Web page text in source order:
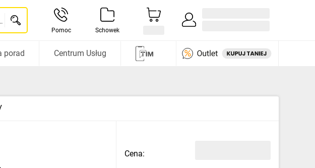
kreskowym...
Pomoc Schowek
porad Centrum Usług
Cena: